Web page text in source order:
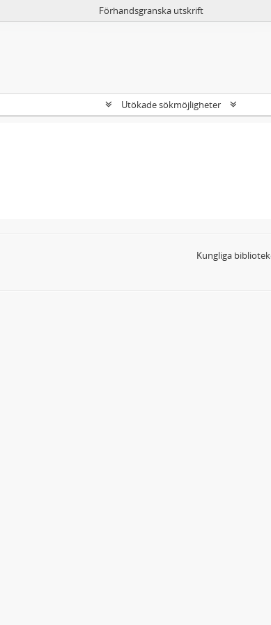
Förhandsgranska utskrift
Utökade sökmöjligheter
Kungliga